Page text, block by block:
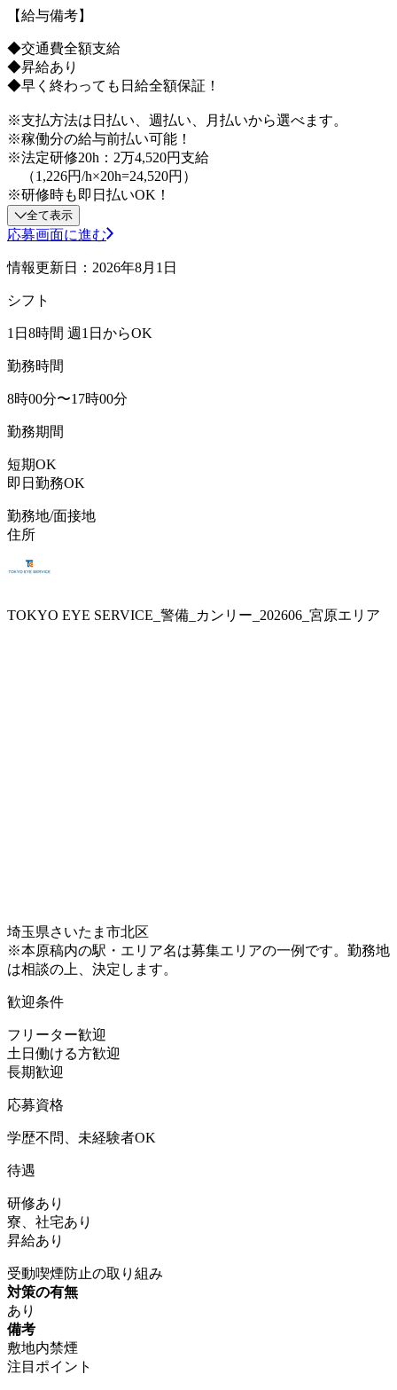
【給与備考】
◆交通費全額支給
◆昇給あり
◆早く終わっても日給全額保証！
※支払方法は日払い、週払い、月払いから選べます。
※稼働分の給与前払い可能！
※法定研修20h：2万4,520円支給
（1,226円/h×20h=24,520円）
※研修時も即日払いOK！
全て表示
応募画面に進む
情報更新日：2026年8月1日
シフト
1日8時間 週1日からOK
勤務時間
8時00分〜17時00分
勤務期間
短期OK
即日勤務OK
勤務地/面接地
住所
TOKYO EYE SERVICE_警備_カンリー_202606_宮原エリア
埼玉県さいたま市北区
※本原稿内の駅・エリア名は募集エリアの一例です。勤務地
は相談の上、決定します。
歓迎条件
フリーター歓迎
土日働ける方歓迎
長期歓迎
応募資格
学歴不問、未経験者OK
待遇
研修あり
寮、社宅あり
昇給あり
受動喫煙防止の取り組み
対策の有無
あり
備考
敷地内禁煙
注目ポイント